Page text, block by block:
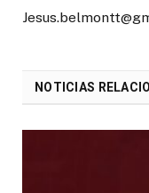
NOTICIAS